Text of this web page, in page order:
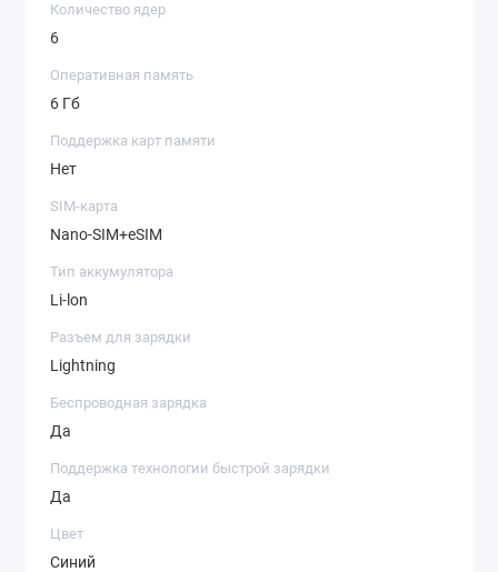
Количество ядер
6
Оперативная память
6 Гб
Поддержка карт памяти
Нет
SIM-карта
Nano-SIM+eSIM
Тип аккумулятора
Li-lon
Разъем для зарядки
Lightning
Беспроводная зарядка
Да
Поддержка технологии быстрой зарядки
Да
Цвет
Синий